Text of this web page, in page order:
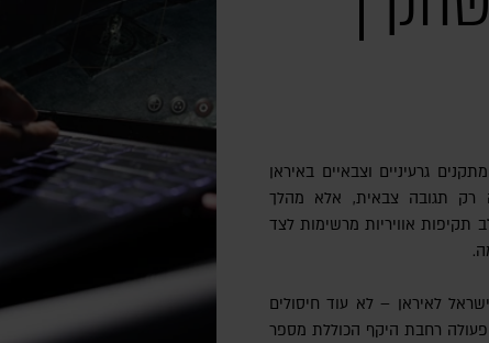
גרעיניים וצבאיים באיראן
לא הייתה רק תגובה צבאית, אלא מהלך
תקיפות אוויריות מרשימות לצד
לאיראן – לא עוד חיסולים
פעולה רחבת היקף הכוללת מספר